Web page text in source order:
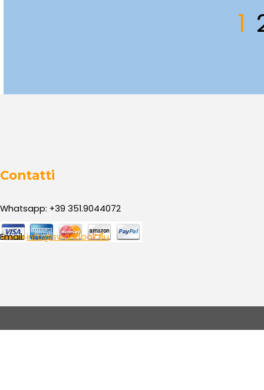
1
Contatti
Whatsapp: +39 351.9044072
Email:info@swanbook.eu